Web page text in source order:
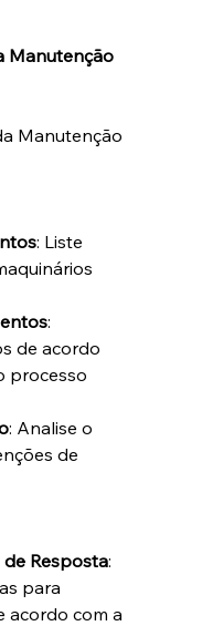
Manutenção
Manutenção
: Liste
:
de acordo
processo
: Analise o
de
Resposta:
para
acordo com a